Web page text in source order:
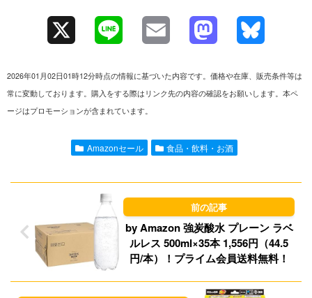
e
l o
o
n
y
2026年01月02日01時12分時点の情報に基づいた内容です。価格や在庫、販売条件等は
常に変動しております。購入をする際はリンク先の内容の確認をお願いします。本ペ
ージはプロモーションが含まれています。
Amazonセール 食品・飲料・お酒
by Amazon 強炭酸水 プレーン ラベ
ルレス 500ml×35本 1,556円（44.5
円/本）！プライム会員送料無料！